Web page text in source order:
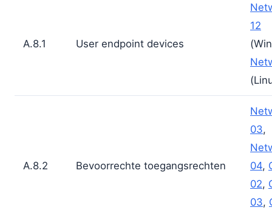
A.8.1 User endpoint devices
12
A.8.2 Bevoorrechte toegangsrechten
03,
04,
02,
03,